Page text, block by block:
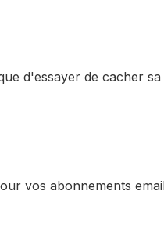
d'essayer de cacher sa
vos abonnements